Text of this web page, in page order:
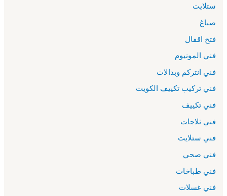
ستلايت
صباغ
فتح اقفال
فني المونيوم
فني انتركم وبدالات
فني تركيب تكييف الكويت
فني تكييف
فني ثلاجات
فني ستلايت
فني صحي
فني طباخات
فني غسلات